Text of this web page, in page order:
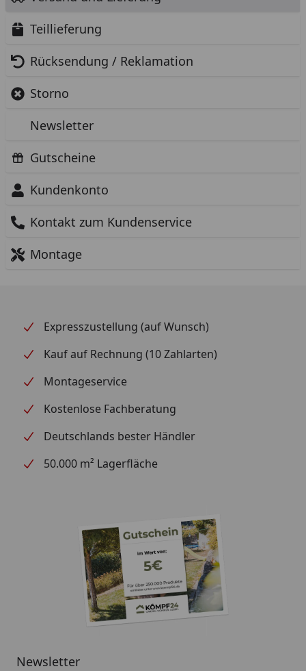
Teillieferung
Rücksendung / Reklamation
Storno
Newsletter
Gutscheine
Kundenkonto
Kontakt zum Kundenservice
Montage
Expresszustellung (auf Wunsch)
Kauf auf Rechnung (10 Zahlarten)
Montageservice
Kostenlose Fachberatung
Deutschlands bester Händler
50.000 m² Lagerfläche
Newsletter